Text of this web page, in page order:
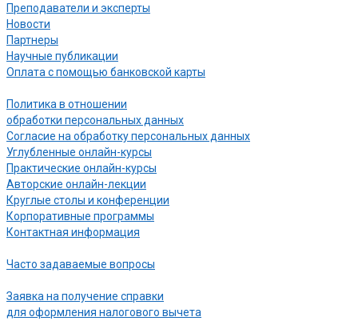
Преподаватели и эксперты
Новости
Партнеры
Научные публикации
Оплата с помощью банковской карты
Политика в отношении
обработки персональных данных
Согласие на обработку персональных данных
Углубленные онлайн-курсы
Практические онлайн-курсы
Авторские онлайн-лекции
Круглые столы и конференции
Корпоративные программы
Контактная информация
Часто задаваемые вопросы
Заявка на получение справки
для оформления налогового вычета